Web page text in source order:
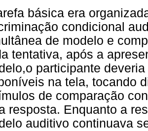
básica era
condicional
de modelo e
tentativa, após a
participante
na tela, tocando
de comparação
resposta. Enquanto a
auditivo continuava